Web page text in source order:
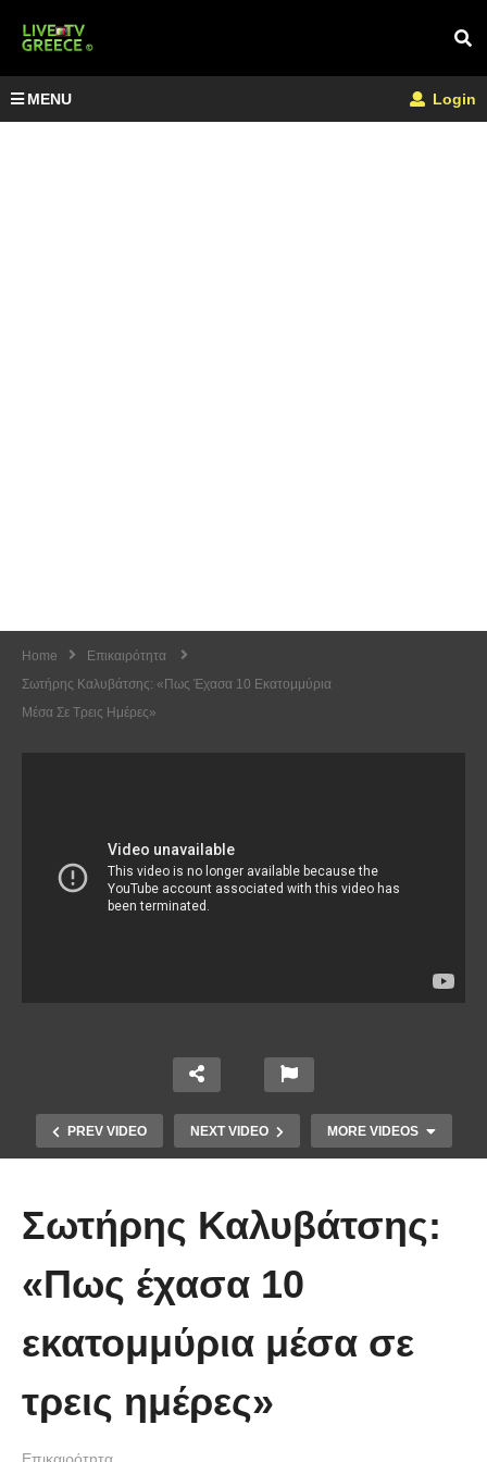
MENU Login
Home
Επικαιρότητα
Σωτήρης Καλυβάτσης: «Πως Έχασα 10 Εκατομμύρια
Μέσα Σε Τρεις Ημέρες»
PREV VIDEO NEXT VIDEO MORE VIDEOS
πρώτη στιγμή και συγκίνησε το
νοηματική με ένα μικρό κορίτσι
Σωτήρης Καλυβάτσης:
«Πως έχασα 10
εκατομμύρια μέσα σε
τρεις ημέρες»